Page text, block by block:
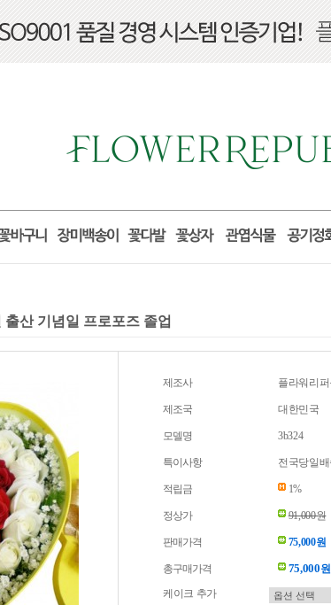
산 기념일 프로포즈 졸업
제조사 플라워리퍼
제조국 대한민국
모델명 3b324
특이사항 전국당일배
적립금 1%
정상가 91,000원
판매가격 75,000원
총구매가격 75,000원
케이크 추가